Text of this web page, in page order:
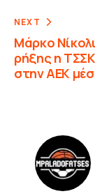
NEXT
Μάρκο
ρήξης η
στην ΑΕΚ